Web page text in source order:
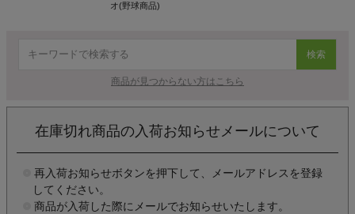
オ(野球商品)
検索
商品が見つからない方はこちら
在庫切れ商品の入荷お知らせメールについて
再入荷お知らせボタンを押下して、メールアドレスを登録
してください。
商品が入荷した際にメールでお知らせいたします。